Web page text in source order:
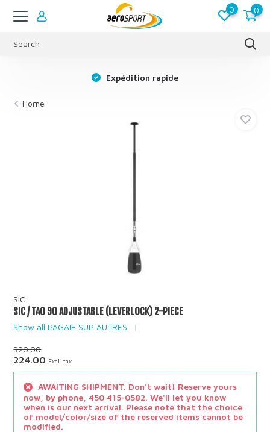
0 0
Expédition rapide
Home
SIC
SIC / TAO 90 ADJUSTABLE (LEVERLOCK) 2-PIECE
Show all PAGAIE SUP AUTRES
320.00
224.00 Excl. tax
AWAITING SHIPMENT. Don't wait! Reserve yours
now, by phone, 450 415-0582. We'll let you know
when is our next arrival. Please note that the choice
of model/color/size of the reserved items cannot be
modified.